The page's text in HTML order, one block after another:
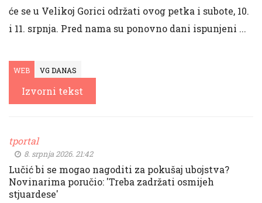
će se u Velikoj Gorici održati ovog petka i subote, 10.
i 11. srpnja. Pred nama su ponovno dani ispunjeni ...
WEB VG DANAS
Izvorni tekst
tportal
8. srpnja 2026. 21:42
Lučić bi se mogao nagoditi za pokušaj ubojstva?
Novinarima poručio: 'Treba zadržati osmijeh
stjuardese'